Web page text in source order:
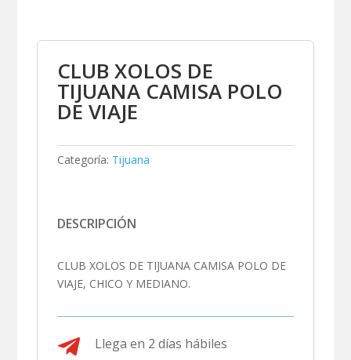
CLUB XOLOS DE
TIJUANA CAMISA POLO
DE VIAJE
Categoría: Tijuana
DESCRIPCIÓN
CLUB XOLOS DE TIJUANA CAMISA POLO DE
VIAJE, CHICO Y MEDIANO.
 Llega en 2 días hábiles